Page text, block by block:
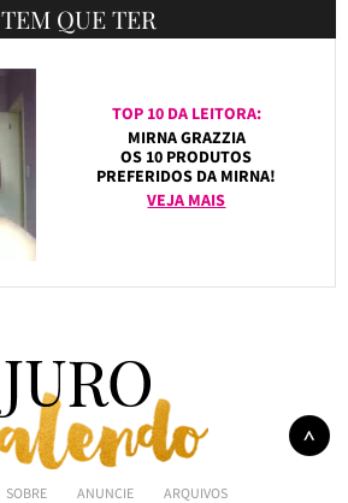
TEM QUE TER
TOP 10 DA LEITORA:
MIRNA GRAZZIA
OS 10 PRODUTOS
PREFERIDOS DA MIRNA!
VEJA MAIS
SOBRE ANUNCIE ARQUIVOS